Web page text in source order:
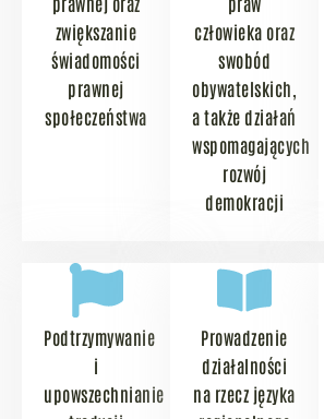
zwiększanie
świadomości
prawnej
społeczeństwa
człowieka oraz
swobód
obywatelskich,
a także działań
wspomagających
rozwój
demokracji
Podtrzymywanie
i
upowszechnianie
Prowadzenie
działalności
na rzecz języka